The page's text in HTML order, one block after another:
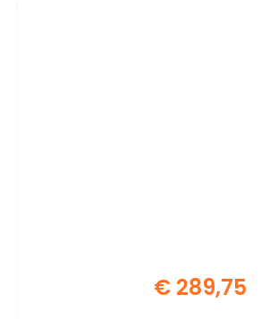
€ 289,75